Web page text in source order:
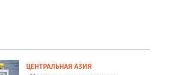
ЦЕНТРАЛЬНАЯ АЗИЯ